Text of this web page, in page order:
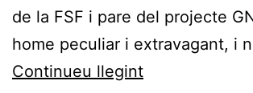
de la FSF i pare del projecte
home peculiar i extravagant, i
Continueu llegintApunts